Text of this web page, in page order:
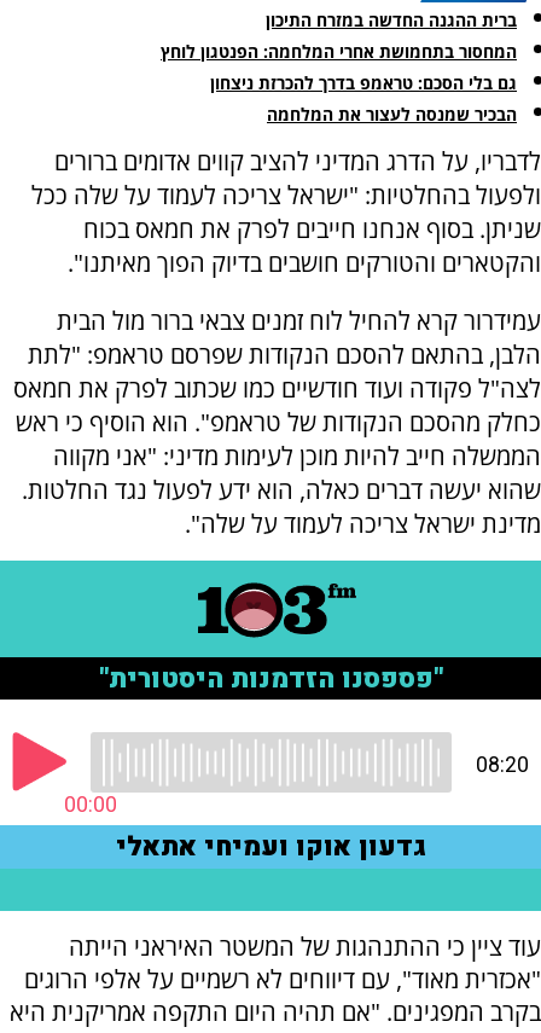
ברית ההגנה החדשה במזרח התיכון
המחסור בתחמושת אחרי המלחמה: הפנטגון לוחץ
גם בלי הסכם: טראמפ בדרך להכרזת ניצחון
הבכיר שמנסה לעצור את המלחמה
לדבריו, על הדרג המדיני להציב קווים אדומים ברורים
ולפעול בהחלטיות: "ישראל צריכה לעמוד על שלה ככל
שניתן. בסוף אנחנו חייבים לפרק את חמאס בכוח
והקטארים והטורקים חושבים בדיוק הפוך מאיתנו".
עמידרור קרא להחיל לוח זמנים צבאי ברור מול הבית
הלבן, בהתאם להסכם הנקודות שפרסם טראמפ: "לתת
לצה"ל פקודה ועוד חודשיים כמו שכתוב לפרק את חמאס
כחלק מהסכם הנקודות של טראמפ". הוא הוסיף כי ראש
הממשלה חייב להיות מוכן לעימות מדיני: "אני מקווה
שהוא יעשה דברים כאלה, הוא ידע לפעול נגד החלטות.
מדינת ישראל צריכה לעמוד על שלה".
עוד ציין כי ההתנהגות של המשטר האיראני הייתה
"אכזרית מאוד", עם דיווחים לא רשמיים על אלפי הרוגים
בקרב המפגינים. "אם תהיה היום התקפה אמריקנית היא